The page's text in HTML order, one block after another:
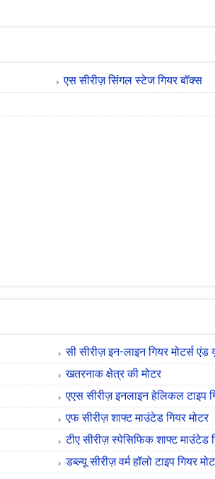
एस सीरीज़ सिंगल स्टेज गियर बॉक्स
सी सीरीज़ इन-लाइन गियर मोटर्स एंड
खतरनाक क्षेत्र की मोटर
एएस सीरीज़ इनलाइन हेलिकल टाइप
एफ सीरीज़ शाफ्ट माउंटेड गियर मोटर
टीए सीरीज़ स्पेसिफिक शाफ्ट माउंटेड
डब्ल्यू सीरीज़ वर्म हॉलो टाइप गियर